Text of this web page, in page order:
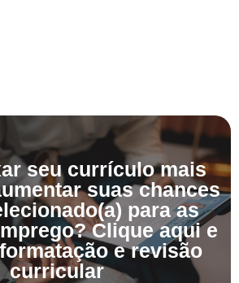
seu currículo mais
suas chances
para as
Clique aqui e
e revisão
curricular